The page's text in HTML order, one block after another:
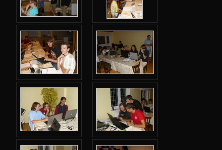
Jarní 2022
Podzimní 2021
Jarní 2021
Podzimní 2020
Jarní 2020
Podzimní 2019
Jarní 2019
Podzimní 2018
Jarní 2018